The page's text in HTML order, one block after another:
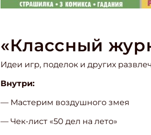
«Классный
Идеи игр, поделок и других
Внутри:
— Мастерим воздушного змея
— Чек-лист «50 дел на лето»